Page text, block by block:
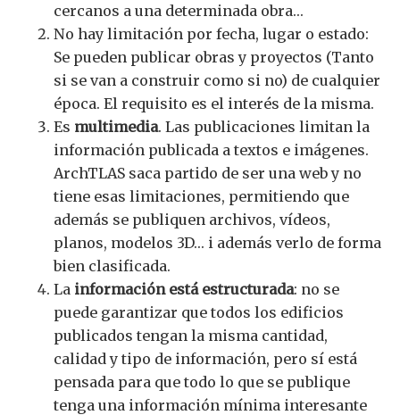
cercanos a una determinada obra…
No hay limitación por fecha, lugar o estado:
Se pueden publicar obras y proyectos (Tanto
si se van a construir como si no) de cualquier
época. El requisito es el interés de la misma.
Es multimedia. Las publicaciones limitan la
información publicada a textos e imágenes.
ArchTLAS saca partido de ser una web y no
tiene esas limitaciones, permitiendo que
además se publiquen archivos, vídeos,
planos, modelos 3D… i además verlo de forma
bien clasificada.
La información está estructurada: no se
puede garantizar que todos los edificios
publicados tengan la misma cantidad,
calidad y tipo de información, pero sí está
pensada para que todo lo que se publique
tenga una información mínima interesante